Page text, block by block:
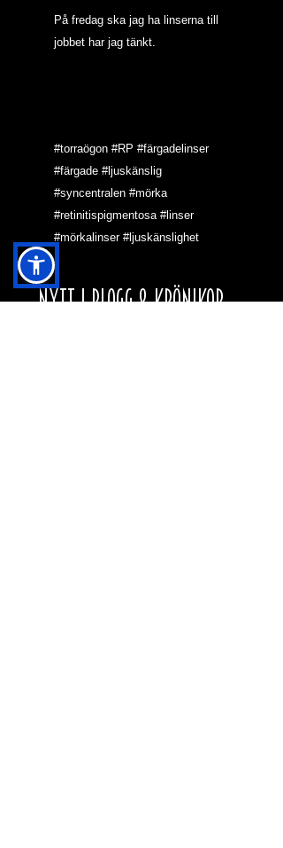
På fredag ska jag ha linserna till
jobbet har jag tänkt.
#torraögon #RP #färgadelinser
#färgade #ljuskänslig
#syncentralen #mörka
#retinitispigmentosa #linser
#mörkalinser #ljuskänslighet
NYTT I BLOGG & KRÖNIKOR